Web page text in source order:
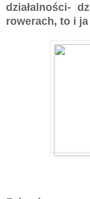
działalności-
rowerach, to i